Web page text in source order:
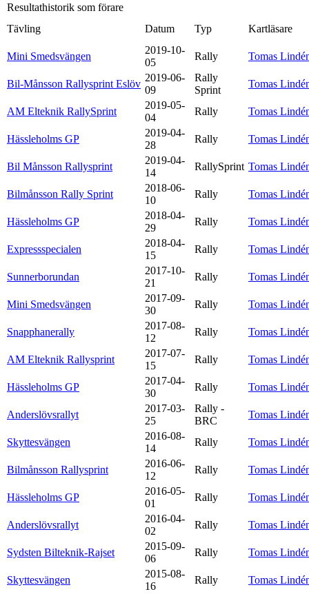
Resultathistorik som förare
Tävling
Datum Typ Kartläsare
Mini Smedsvängen
2019-10-
05
Rally Tomas
Bil-Månsson Rallysprint Eslöv
2019-06-
09
Rally
Sprint
Tomas
AM Elteknik RallySprint
2019-05-
04
Rally Tomas
Hässleholms GP
2019-04-
28
Rally Tomas
Bil Månsson Rallysprint
2019-04-
14
RallySprint Tomas
Bilmånsson Rally Sprint
2018-06-
10
Rally Tomas
Hässleholms GP
2018-04-
29
Rally Tomas
Expressspecialen
2018-04-
15
Rally Tomas
Sunnerborundan
2017-10-
21
Rally Tomas
Mini Smedsvängen
2017-09-
30
Rally Tomas
Snapphanerally
2017-08-
12
Rally Tomas
AM Elteknik Rallysprint
2017-07-
15
Rally Tomas
Hässleholms GP
2017-04-
30
Rally Tomas
Anderslövsrallyt
2017-03-
25
Rally -
BRC
Tomas
Skyttesvängen
2016-08-
14
Rally Tomas
Bilmånsson Rallysprint
2016-06-
12
Rally Tomas
Hässleholms GP
2016-05-
01
Rally Tomas
Anderslövsrallyt
2016-04-
02
Rally Tomas
Sydsten Bilteknik-Rajset
2015-09-
06
Rally Tomas
Skyttesvängen
2015-08-
16
Rally Tomas